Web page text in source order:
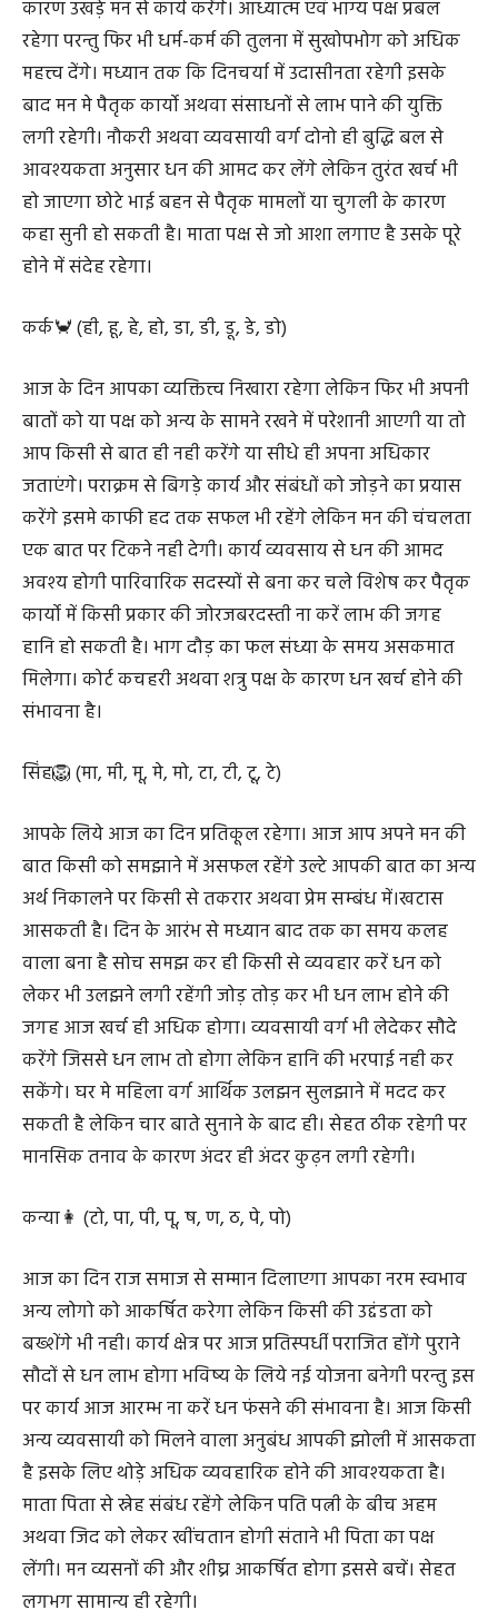
कारण उखड़े मन से कार्य करेंगे। आध्यात्म एवं भाग्य पक्ष प्रबल
रहेगा परन्तु फिर भी धर्म-कर्म की तुलना में सुखोपभोग को अधिक
महत्त्व देंगे। मध्यान तक कि दिनचर्या में उदासीनता रहेगी इसके
बाद मन मे पैतृक कार्यो अथवा संसाधनों से लाभ पाने की युक्ति
लगी रहेगी। नौकरी अथवा व्यवसायी वर्ग दोनो ही बुद्धि बल से
आवश्यकता अनुसार धन की आमद कर लेंगे लेकिन तुरंत खर्च भी
हो जाएगा छोटे भाई बहन से पैतृक मामलों या चुगली के कारण
कहा सुनी हो सकती है। माता पक्ष से जो आशा लगाए है उसके पूरे
होने में संदेह रहेगा।
कर्क🦀 (ही, हू, हे, हो, डा, डी, डू, डे, डो)
आज के दिन आपका व्यक्तित्त्व निखारा रहेगा लेकिन फिर भी अपनी
बातों को या पक्ष को अन्य के सामने रखने में परेशानी आएगी या तो
आप किसी से बात ही नही करेंगे या सीधे ही अपना अधिकार
जताएंगे। पराक्रम से बिगड़े कार्य और संबंधों को जोड़ने का प्रयास
करेंगे इसमे काफी हद तक सफल भी रहेंगे लेकिन मन की चंचलता
एक बात पर टिकने नही देगी। कार्य व्यवसाय से धन की आमद
अवश्य होगी पारिवारिक सदस्यों से बना कर चले विशेष कर पैतृक
कार्यो में किसी प्रकार की जोरजबरदस्ती ना करें लाभ की जगह
हानि हो सकती है। भाग दौड़ का फल संध्या के समय असकमात
मिलेगा। कोर्ट कचहरी अथवा शत्रु पक्ष के कारण धन खर्च होने की
संभावना है।
सिंह🦁 (मा, मी, मू, मे, मो, टा, टी, टू, टे)
आपके लिये आज का दिन प्रतिकूल रहेगा। आज आप अपने मन की
बात किसी को समझाने में असफल रहेंगे उल्टे आपकी बात का अन्य
अर्थ निकालने पर किसी से तकरार अथवा प्रेम सम्बंध में।खटास
आसकती है। दिन के आरंभ से मध्यान बाद तक का समय कलह
वाला बना है सोच समझ कर ही किसी से व्यवहार करें धन को
लेकर भी उलझने लगी रहेंगी जोड़ तोड़ कर भी धन लाभ होने की
जगह आज खर्च ही अधिक होगा। व्यवसायी वर्ग भी लेदेकर सौदे
करेंगे जिससे धन लाभ तो होगा लेकिन हानि की भरपाई नही कर
सकेंगे। घर मे महिला वर्ग आर्थिक उलझन सुलझाने में मदद कर
सकती है लेकिन चार बाते सुनाने के बाद ही। सेहत ठीक रहेगी पर
मानसिक तनाव के कारण अंदर ही अंदर कुढ़न लगी रहेगी।
कन्या👩 (टो, पा, पी, पू, ष, ण, ठ, पे, पो)
आज का दिन राज समाज से सम्मान दिलाएगा आपका नरम स्वभाव
अन्य लोगो को आकर्षित करेगा लेकिन किसी की उद्दंडता को
बख्शेंगे भी नही। कार्य क्षेत्र पर आज प्रतिस्पर्धी पराजित होंगे पुराने
सौदों से धन लाभ होगा भविष्य के लिये नई योजना बनेगी परन्तु इस
पर कार्य आज आरम्भ ना करें धन फंसने की संभावना है। आज किसी
अन्य व्यवसायी को मिलने वाला अनुबंध आपकी झोली में आसकता
है इसके लिए थोड़े अधिक व्यवहारिक होने की आवश्यकता है।
माता पिता से स्नेह संबंध रहेंगे लेकिन पति पत्नी के बीच अहम
अथवा जिद को लेकर खींचतान होगी संताने भी पिता का पक्ष
लेंगी। मन व्यसनों की और शीघ्र आकर्षित होगा इससे बचें। सेहत
लगभग सामान्य ही रहेगी।